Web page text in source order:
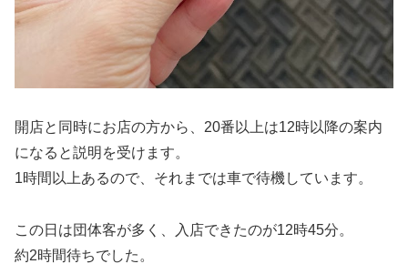
開店と同時にお店の方から、20番以上は12時以降の案内
になると説明を受けます。
1時間以上あるので、それまでは車で待機しています。
この日は団体客が多く、入店できたのが12時45分。
約2時間待ちでした。